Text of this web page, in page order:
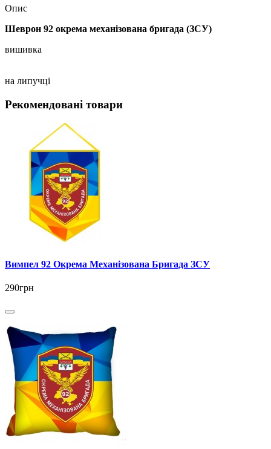
Опис
Шеврон 92 окрема механізована бригада (ЗСУ)
вишивка
на липучці
Рекомендовані товари
Вимпел 92 Окрема Механізована Бригада ЗСУ
290грн